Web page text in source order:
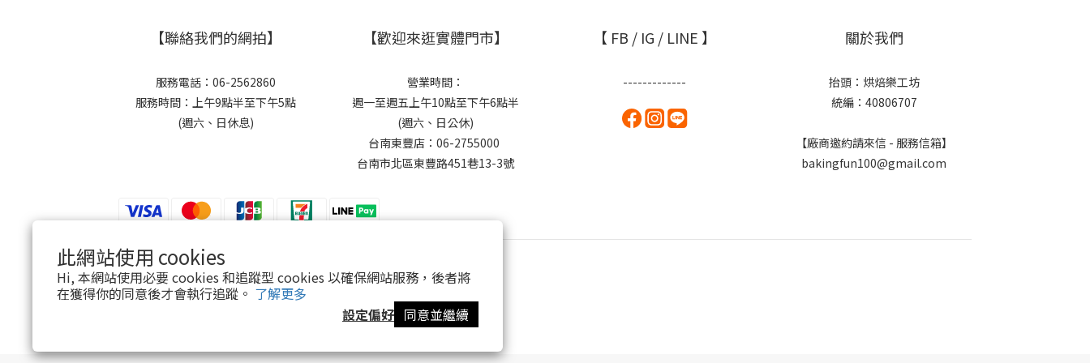
此網站使用 cookies
Hi, 本網站使用必要 cookies 和追蹤型 cookies 以確保網站服務，後者將
在獲得你的同意後才會執行追蹤。 了解更多
設定偏好 同意並繼續
【聯絡我們的網拍】
服務電話：06-2562860
服務時間：上午9點半至下午5點
(週六、日休息)
【歡迎來逛實體門市】
營業時間：
週一至週五上午10點至下午6點半
(週六、日公休)
台南東豐店：06-2755000
台南市北區東豐路451巷13-3號
【 FB / IG / LINE 】
-------------
關於我們
抬頭：烘焙樂工坊
統編：40806707
【廠商邀約請來信 - 服務信箱】
bakingfun100@gmail.com
$TWD 繁體中文